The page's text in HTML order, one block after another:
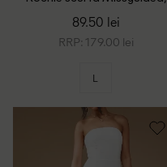
89.50 lei
RRP: 179.00 lei
L